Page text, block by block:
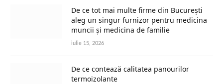
De ce tot mai multe firme din București
aleg un singur furnizor pentru medicina
muncii și medicina de familie
iulie 15, 2026
De ce contează calitatea panourilor
termoizolante